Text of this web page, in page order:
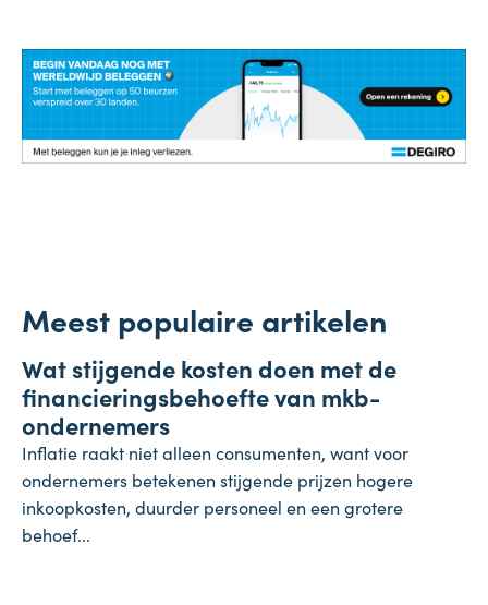
Meest populaire artikelen
4 augustus 2026
Onderneming
Wat stijgende kosten doen met de
financieringsbehoefte van mkb-
ondernemers
Inflatie raakt niet alleen consumenten, want voor
ondernemers betekenen stijgende prijzen hogere
inkoopkosten, duurder personeel en een grotere
behoef...